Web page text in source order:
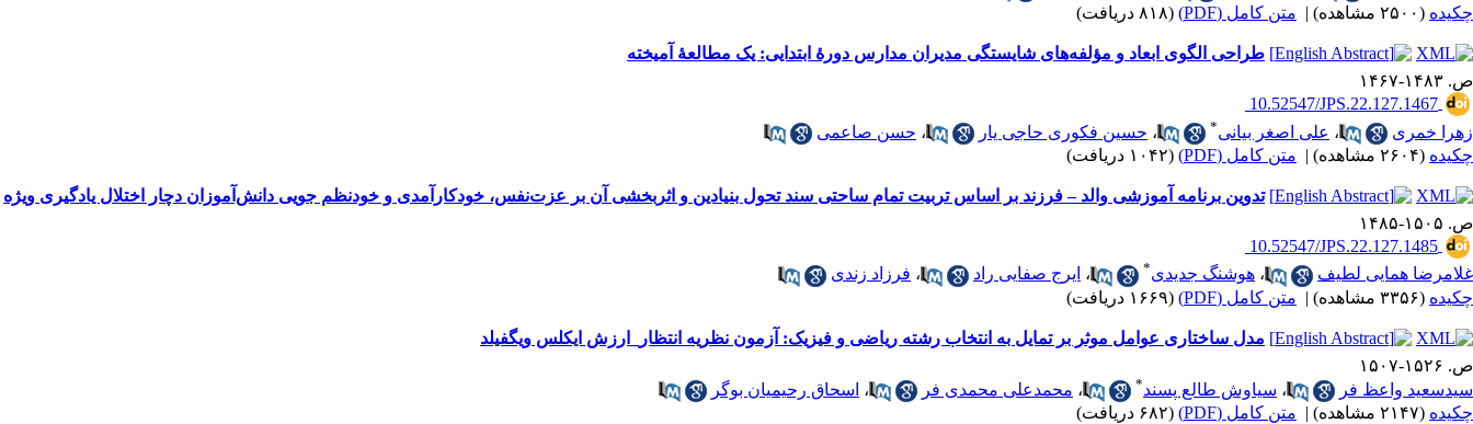
چکیده (۲۵۰۰ مشاهده) | متن کامل (PDF) (۸۱۸ دریافت)
طراحی الگوی ابعاد و مؤلفه‌های شایستگی مدیران مدارس دورۀ ابتدایی: یک مطالعۀ آمیخته
ص. ۱۴۸۳-۱۴۶۷
‎ 10.52547/JPS.22.127.1467
زهرا خمری
، علی اصغر بیانی* ، حسین فکوری حاجی یار ، حسن صاعمی
چکیده (۲۶۰۴ مشاهده) | متن کامل (PDF) (۱۰۴۲ دریافت)
تدوین برنامه آموزشی والد – فرزند بر اساس تربیت تمام ساحتی سند تحول بنیادین و اثربخشی آن بر عزت‌نفس، خودکارآمدی و خودنظم جویی دانش‌آموزان دچار اختلال یادگیری ویژه
ص. ۱۵۰۵-۱۴۸۵
‎ 10.52547/JPS.22.127.1485
غلامرضا همایی لطیف
، هوشنگ جدیدی* ، ایرج صفایی راد ، فرزاد زندی
چکیده (۳۳۵۶ مشاهده) | متن کامل (PDF) (۱۶۶۹ دریافت)
مدل ساختاری عوامل موثر بر تمایل به انتخاب رشته ریاضی و فیزیک: آزمون نظریه انتظار_ارزش ایکلس ویگفیلد
ص. ۱۵۲۶-۱۵۰۷
سیدسعید واعظ فر
، سیاوش طالع پسند* ، محمدعلی محمدی فر ، اسحاق رحیمیان بوگر
چکیده (۲۱۴۷ مشاهده) | متن کامل (PDF) (۶۸۲ دریافت)